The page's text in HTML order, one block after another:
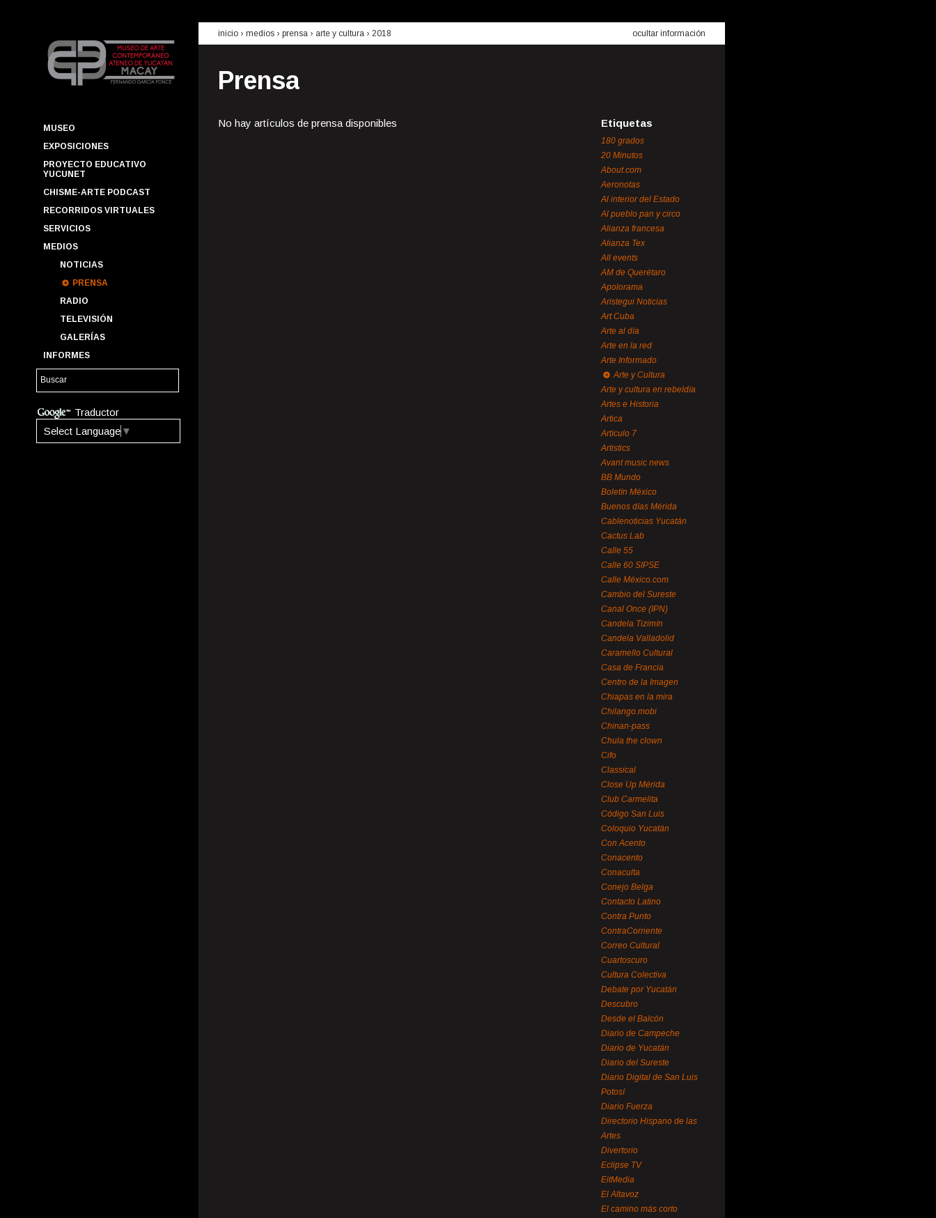
MUSEO
EXPOSICIONES
PROYECTO EDUCATIVO
YUCUNET
CHISME-ARTE PODCAST
RECORRIDOS VIRTUALES
SERVICIOS
MEDIOS
NOTICIAS
PRENSA
RADIO
TELEVISIÓN
GALERÍAS
INFORMES
Traductor
Select Language ▼
inicio › medios › prensa › arte y cultura › 2018 ocultar información
Prensa
No hay artículos de prensa disponibles Etiquetas
180 grados
20 Minutos
About.com
Aeronotas
Al interior del Estado
Al pueblo pan y circo
Alianza francesa
Alianza Tex
All events
AM de Querétaro
Apolorama
Aristegui Noticias
Art Cuba
Arte al día
Arte en la red
Arte Informado
Arte y Cultura
Arte y cultura en rebeldía
Artes e Historia
Artica
Artículo 7
Artistics
Avant music news
BB Mundo
Boletín México
Buenos días Mérida
Cablenoticias Yucatán
Cactus Lab
Calle 55
Calle 60 SIPSE
Calle México.com
Cambio del Sureste
Canal Once (IPN)
Candela Tizimín
Candela Valladolid
Caramello Cultural
Casa de Francia
Centro de la Imagen
Chiapas en la mira
Chilango.mobi
Chinan-pass
Chula the clown
Cifo
Classical
Close Up Mérida
Club Carmelita
Código San Luis
Coloquio Yucatán
Con Acento
Conacento
Conaculta
Conejo Belga
Contacto Latino
Contra Punto
ContraCorriente
Correo Cultural
Cuartoscuro
Cultura Colectiva
Debate por Yucatán
Descubro
Desde el Balcón
Diario de Campeche
Diario de Yucatán
Diario del Sureste
Diario Digital de San Luis
Potosí
Diario Fuerza
Directorio Hispano de las
Artes
Divertorio
Eclipse TV
EitMedia
El Altavoz
El camino más corto